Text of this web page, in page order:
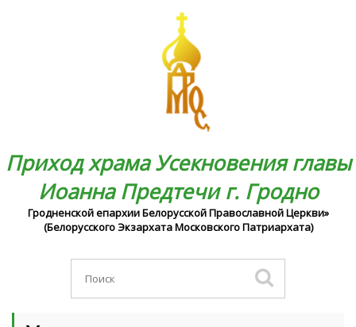
Приход храма Усекновения главы
Иоанна Предтечи г. Гродно
Гродненской епархии Белорусской Православной Церкви»
(Белорусского Экзархата Московского Патриархата)